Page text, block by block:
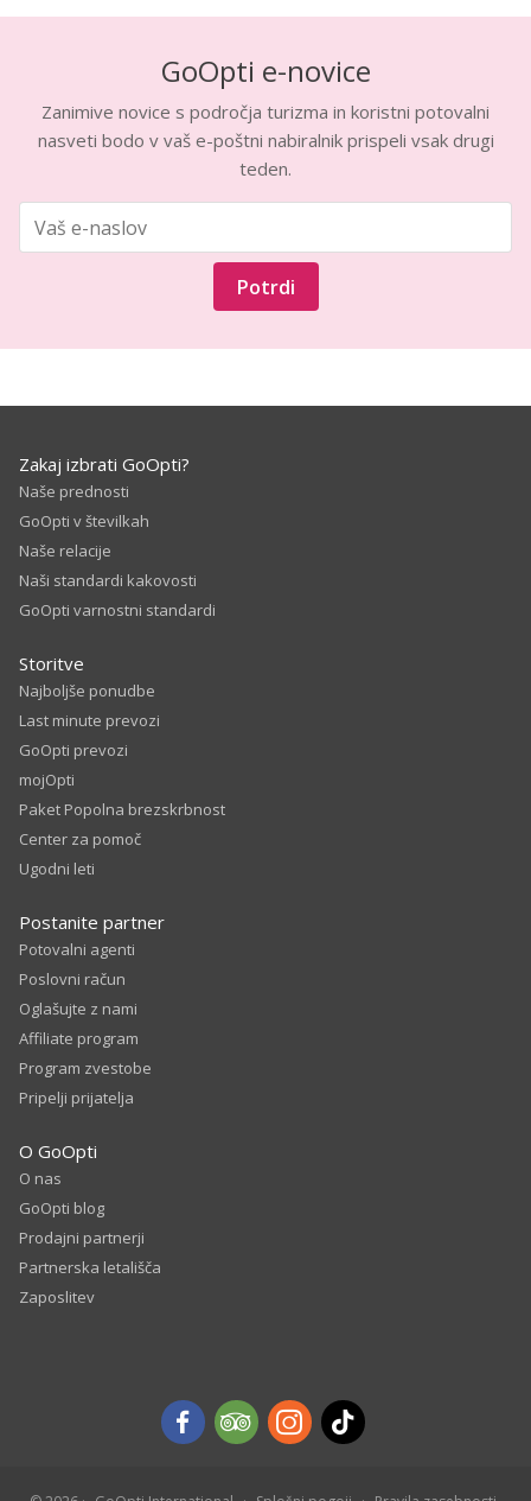
GoOpti e-novice
Zanimive novice s področja turizma in koristni potovalni
nasveti bodo v vaš e-poštni nabiralnik prispeli vsak drugi
teden.
Potrdi
Zakaj izbrati GoOpti?
Naše prednosti
GoOpti v številkah
Naše relacije
Naši standardi kakovosti
GoOpti varnostni standardi
Storitve
Najboljše ponudbe
Last minute prevozi
GoOpti prevozi
mojOpti
Paket Popolna brezskrbnost
Center za pomoč
Ugodni leti
Postanite partner
Potovalni agenti
Poslovni račun
Oglašujte z nami
Affiliate program
Program zvestobe
Pripelji prijatelja
O GoOpti
O nas
GoOpti blog
Prodajni partnerji
Partnerska letališča
Zaposlitev